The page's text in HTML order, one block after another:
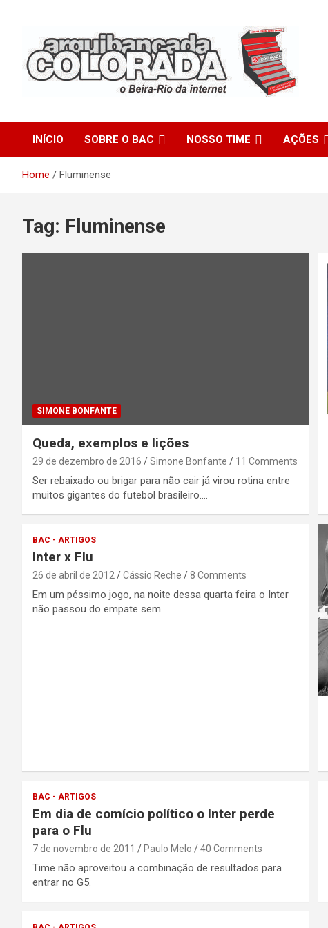
Arquibancada Colorada
INÍCIO SOBRE O BAC NOSSO TIME AÇÕES
Home Fluminense
Tag: Fluminense
SIMONE BONFANTE
Queda, exemplos e lições
29 de dezembro de 2016 Simone Bonfante 11 Comments
Ser rebaixado ou brigar para não cair já virou rotina entre
muitos gigantes do futebol brasileiro.…
BAC - ARTIGOS
Inter x Flu
26 de abril de 2012 Cássio Reche 8 Comments
Em um péssimo jogo, na noite dessa quarta feira o Inter
não passou do empate sem…
BAC - ARTIGOS
Em dia de comício político o Inter perde
para o Flu
7 de novembro de 2011 Paulo Melo 40 Comments
Time não aproveitou a combinação de resultados para
entrar no G5.